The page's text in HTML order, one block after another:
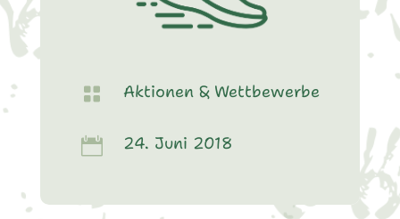
 Aktionen & Wettbewerbe
 24. Juni 2018